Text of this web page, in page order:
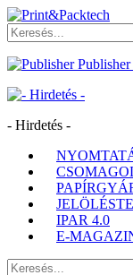
Publisher
- Hirdetés -
IPAR 4.0
E-